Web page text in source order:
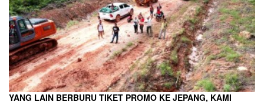
YANG LAIN BERBURU TIKET PROMO KE JEPANG, KAMI